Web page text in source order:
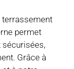
terrassement
permet
sécurisées,
Grâce à